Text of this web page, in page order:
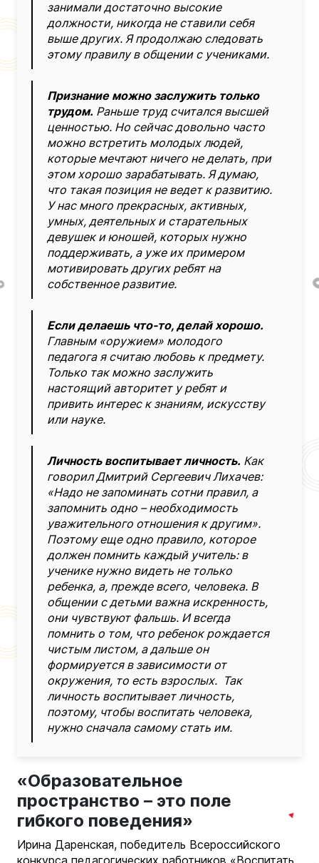
занимали достаточно высокие
должности, никогда не ставили себя
выше других. Я продолжаю следовать
этому правилу в общении с учениками.
Признание можно заслужить только
трудом. Раньше труд считался высшей
ценностью. Но сейчас довольно часто
можно встретить молодых людей,
которые мечтают ничего не делать, при
этом хорошо зарабатывать. Я думаю,
что такая позиция не ведет к развитию.
У нас много прекрасных, активных,
умных, деятельных и старательных
девушек и юношей, которых нужно
поддерживать, а уже их примером
мотивировать других ребят на
собственное развитие.
Если делаешь что-то, делай хорошо.
Главным «оружием» молодого
педагога я считаю любовь к предмету.
Только так можно заслужить
настоящий авторитет у ребят и
привить интерес к знаниям, искусству
или науке.
Личность воспитывает личность. Как
говорил Дмитрий Сергеевич Лихачев:
«Надо не запоминать сотни правил, а
запомнить одно – необходимость
уважительного отношения к другим».
Поэтому еще одно правило, которое
должен помнить каждый учитель: в
ученике нужно видеть не только
ребенка, а, прежде всего, человека. В
общении с детьми важна искренность,
они чувствуют фальшь. И всегда
помнить о том, что ребенок рождается
чистым листом, а дальше он
формируется в зависимости от
окружения, то есть взрослых. Так
личность воспитывает личность,
поэтому, чтобы воспитать человека,
нужно сначала самому стать им.
«Образовательное
пространство – это поле
гибкого поведения»
Ирина Даренская, победитель Всероссийского
конкурса педагогических работников «Воспитать